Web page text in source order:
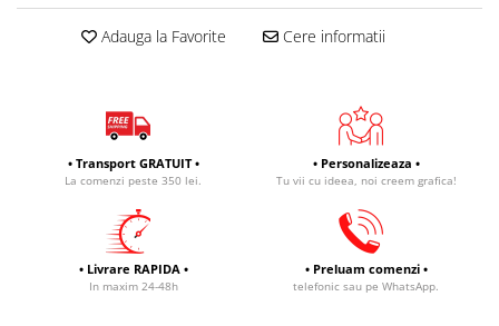
Adauga la Favorite Cere informatii
• Transport GRATUIT •
La comenzi peste 350 lei.
• Personalizeaza •
Tu vii cu ideea, noi creem grafica!
• Livrare RAPIDA •
In maxim 24-48h
• Preluam comenzi •
telefonic sau pe WhatsApp.